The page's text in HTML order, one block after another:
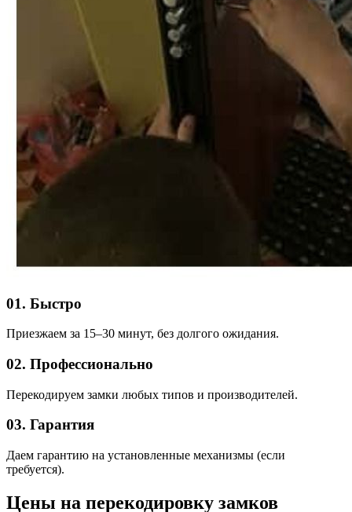
01. Быстро
Приезжаем за 15–30 минут, без долгого ожидания.
02. Профессионально
Перекодируем замки любых типов и производителей.
03. Гарантия
Даем гарантию на установленные механизмы (если
требуется).
Цены на перекодировку замков